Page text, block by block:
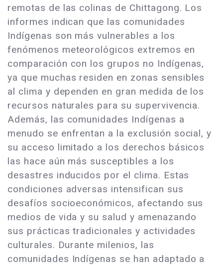
remotas de las colinas de Chittagong. Los
informes indican que las comunidades
Indígenas son más vulnerables a los
fenómenos meteorológicos extremos en
comparación con los grupos no Indígenas,
ya que muchas residen en zonas sensibles
al clima y dependen en gran medida de los
recursos naturales para su supervivencia.
Además, las comunidades Indígenas a
menudo se enfrentan a la exclusión social, y
su acceso limitado a los derechos básicos
las hace aún más susceptibles a los
desastres inducidos por el clima. Estas
condiciones adversas intensifican sus
desafíos socioeconómicos, afectando sus
medios de vida y su salud y amenazando
sus prácticas tradicionales y actividades
culturales. Durante milenios, las
comunidades Indígenas se han adaptado a